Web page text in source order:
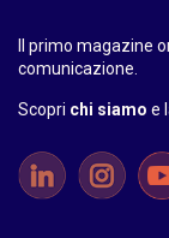
Il primo magazine
comunicazione.
Scopri chi siamo e